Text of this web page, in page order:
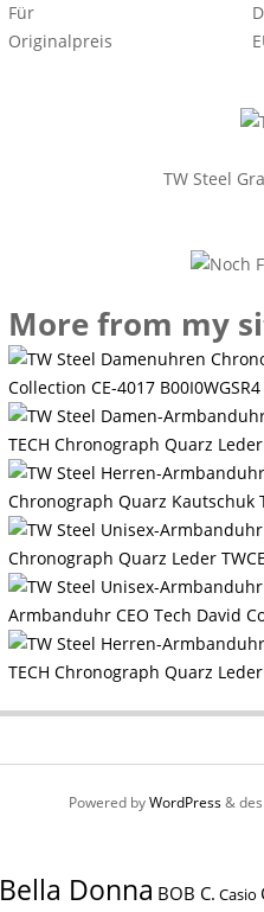
Für
Originalpreis
TW Steel
More from my
Collection CE-4017 B00I0WGSR4
TECH Chronograph Quarz Leder
Chronograph Quarz Kautschuk
Chronograph Quarz Leder
Armbanduhr CEO Tech David
TECH Chronograph Quarz Leder
Powered byWordPress&
Bella Donna BOB C. Casio